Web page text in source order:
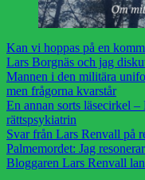
Kan vi hoppas på en
Lars Borgnäs och jag
Mannen i den militära
men frågorna kvarstår
En annan sorts läsecirkel
rättspsykiatrin
Svar från Lars Renvall på
Palmemordet: Jag resonerar
Bloggaren Lars Renvall